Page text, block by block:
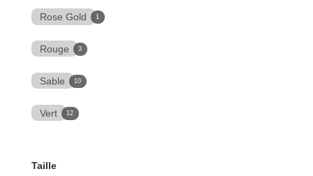
Rose Gold 1
Rouge 3
Sable 10
Vert 12
Taille